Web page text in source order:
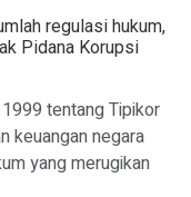
regulasi hukum,
Pidana Korupsi
tentang Tipikor
keuangan negara
yang merugikan